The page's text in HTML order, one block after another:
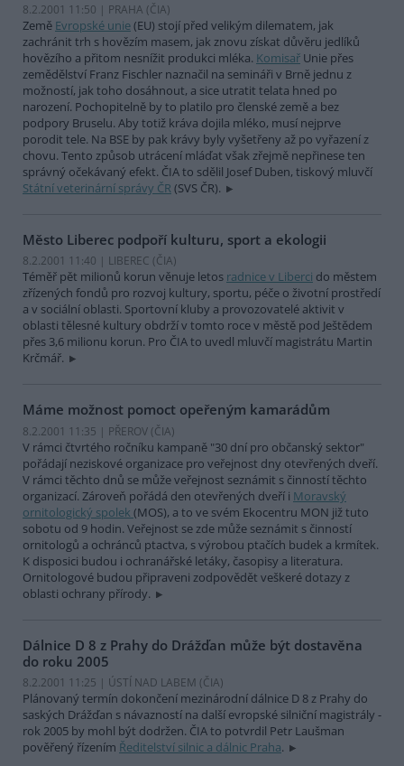
8.2.2001 11:50 | PRAHA (ČIA)
Země Evropské unie(EU) stojí před velikým dilematem, jak
zachránit trh s hovězím masem, jak znovu získat důvěru jedlíků
hovězího a přitom nesnížit produkci mléka. Komisař Unie přes
zemědělství Franz Fischler naznačil na semináři v Brně jednu z
možností, jak toho dosáhnout, a sice utratit telata hned po
narození. Pochopitelně by to platilo pro členské země a bez
podpory Bruselu. Aby totiž kráva dojila mléko, musí nejprve
porodit tele. Na BSE by pak krávy byly vyšetřeny až po vyřazení z
chovu. Tento způsob utrácení mláďat však zřejmě nepřinese ten
správný očekávaný efekt. ČIA to sdělil Josef Duben, tiskový mluvčí
Státní veterinární správy ČR(SVS ČR).
Město Liberec podpoří kulturu, sport a ekologii
8.2.2001 11:40 | LIBEREC (ČIA)
Téměř pět milionů korun věnuje letos radnice v Liberci do městem
zřízených fondů pro rozvoj kultury, sportu, péče o životní prostředí
a v sociální oblasti. Sportovní kluby a provozovatelé aktivit v
oblasti tělesné kultury obdrží v tomto roce v městě pod Ještědem
přes 3,6 milionu korun. Pro ČIA to uvedl mluvčí magistrátu Martin
Krčmář.
Máme možnost pomoct opeřeným kamarádům
8.2.2001 11:35 | PŘEROV (ČIA)
V rámci čtvrtého ročníku kampaně "30 dní pro občanský sektor"
pořádají neziskové organizace pro veřejnost dny otevřených dveří.
V rámci těchto dnů se může veřejnost seznámit s činností těchto
organizací. Zároveň pořádá den otevřených dveří i Moravský
ornitologický spolek (MOS), a to ve svém Ekocentru MON již tuto
sobotu od 9 hodin. Veřejnost se zde může seznámit s činností
ornitologů a ochránců ptactva, s výrobou ptačích budek a krmítek.
K disposici budou i ochranářské letáky, časopisy a literatura.
Ornitologové budou připraveni zodpovědět veškeré dotazy z
oblasti ochrany přírody.
Dálnice D 8 z Prahy do Drážďan může být dostavěna
do roku 2005
8.2.2001 11:25 | ÚSTÍ NAD LABEM (ČIA)
Plánovaný termín dokončení mezinárodní dálnice D 8 z Prahy do
saských Drážďan s návazností na další evropské silniční magistrály -
rok 2005 by mohl být dodržen. ČIA to potvrdil Petr Laušman
pověřený řízením Ředitelství silnic a dálnic Praha.